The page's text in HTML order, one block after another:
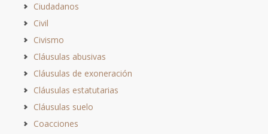
Ciudadanos
Civil
Civismo
Cláusulas abusivas
Cláusulas de exoneración
Cláusulas estatutarias
Cláusulas suelo
Coacciones